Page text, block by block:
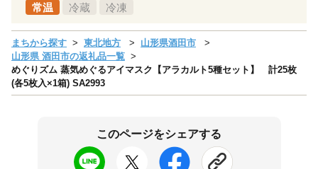
常温 冷蔵 冷凍
まちから探す 東北地方
山形県酒田市
山形県 酒田市の返礼品一覧
めぐりズム 蒸気めぐるアイマスク【アラカルト5種セット】 計25枚
(各5枚入×1箱) SA2993
このページをシェアする